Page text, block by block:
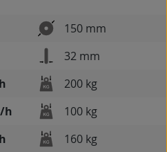
150 mm
32 mm
200 kg
h
100 kg
160 kg